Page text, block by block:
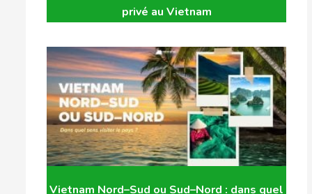
privé au Vietnam
Vietnam Nord–Sud ou Sud–Nord : dans quel